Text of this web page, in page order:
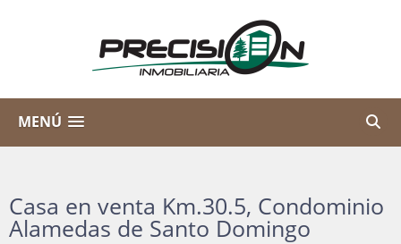
MENÚ
Casa en venta Km.30.5, Condominio
Alamedas de Santo Domingo